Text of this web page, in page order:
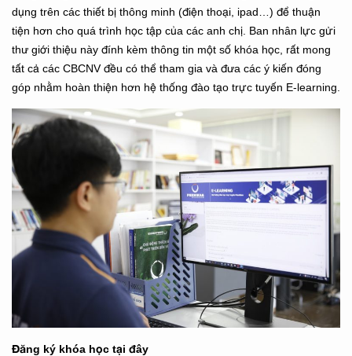
dụng trên các thiết bị thông minh (điện thoại, ipad…) để thuận
tiện hơn cho quá trình học tập của các anh chị. Ban nhân lực gửi
thư giới thiệu này đính kèm thông tin một số khóa học, rất mong
tất cả các CBCNV đều có thể tham gia và đưa các ý kiến đóng
góp nhằm hoàn thiện hơn hệ thống đào tạo trực tuyến E-learning.
Đăng ký khóa học tại đây